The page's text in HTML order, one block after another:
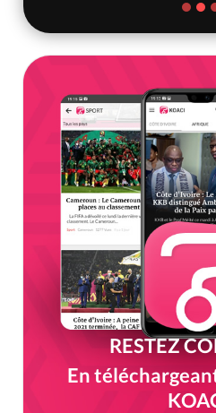
RESTEZ
En